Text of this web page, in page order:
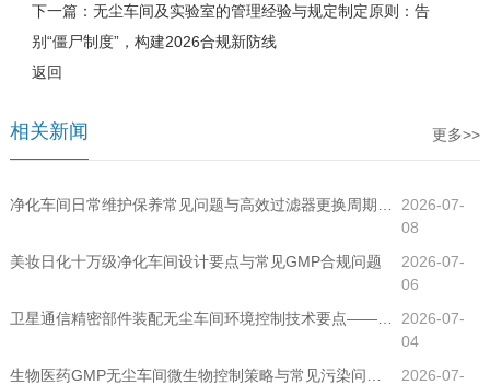
下一篇： 无尘车间及实验室的管理经验与规定制定原则：告
别“僵尸制度”，构建2026合规新防线
返回
相关新闻 更多>>
2026-07-
08
美妆日化十万级净化车间设计要点与常见GMP合规问题
2026-07-
06
卫星通信精密部件装配无尘车间环境控制技术要点——千级净化车间工程全解析
2026-07-
04
2026-07-